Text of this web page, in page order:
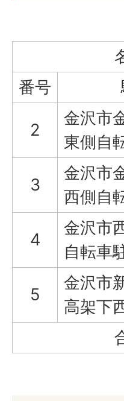
番号
2
金沢市
東側自
3
金沢市
西側自
4
金沢市
自転車
5
金沢市
高架下